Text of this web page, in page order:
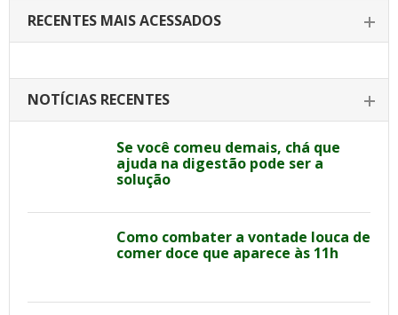
RECENTES MAIS ACESSADOS
NOTÍCIAS RECENTES
Se você comeu demais, chá que
ajuda na digestão pode ser a
solução
Como combater a vontade louca de
comer doce que aparece às 11h